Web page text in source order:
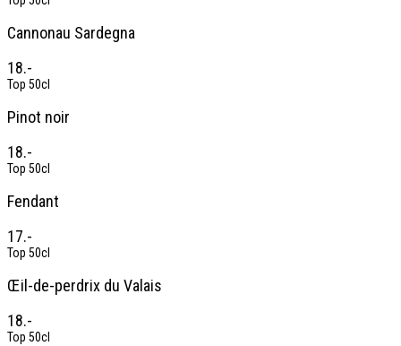
Cannonau Sardegna
18.-
Top 50cl
Pinot noir
18.-
Top 50cl
Fendant
17.-
Top 50cl
Œil-de-perdrix du Valais
18.-
Top 50cl